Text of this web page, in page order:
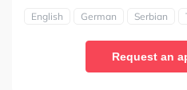
English German Serbian
Request an